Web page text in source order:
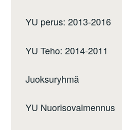
YU perus: 2013-2016
YU Teho: 2014-2011
Juoksuryhmä
YU Nuorisovalmennus